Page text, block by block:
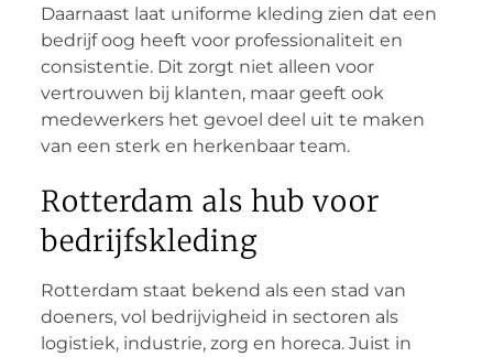
Daarnaast laat uniforme kleding zien dat een
bedrijf oog heeft voor professionaliteit en
consistentie. Dit zorgt niet alleen voor
vertrouwen bij klanten, maar geeft ook
medewerkers het gevoel deel uit te maken
van een sterk en herkenbaar team.
Rotterdam als hub voor
bedrijfskleding
Rotterdam staat bekend als een stad van
doeners, vol bedrijvigheid in sectoren als
logistiek, industrie, zorg en horeca. Juist in